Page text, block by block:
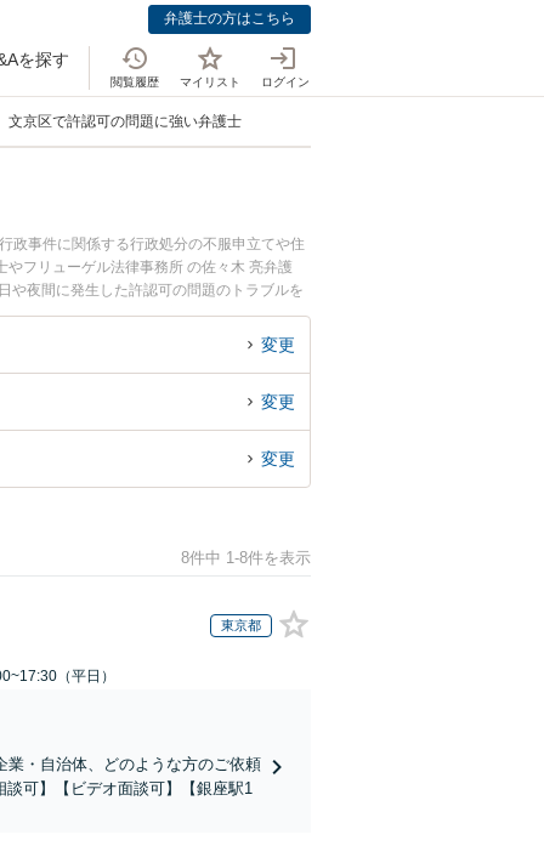
弁護士の方はこちら
を探す
閲覧履歴 マイリスト ログイン
文京区で許認可の問題に強い弁護士
政事件に関係する行政処分の不服申立てや住
フリューゲル法律事務所 の佐々木 亮弁護
や夜間に発生した許認可の問題のトラブルを
題を法律相談できる文京区内の弁護士に相談
変更
変更
変更
8件中 1-8件を表示
東京都
（平日）
業・自治体、どのような方のご依頼
可】【ビデオ面談可】【銀座駅1